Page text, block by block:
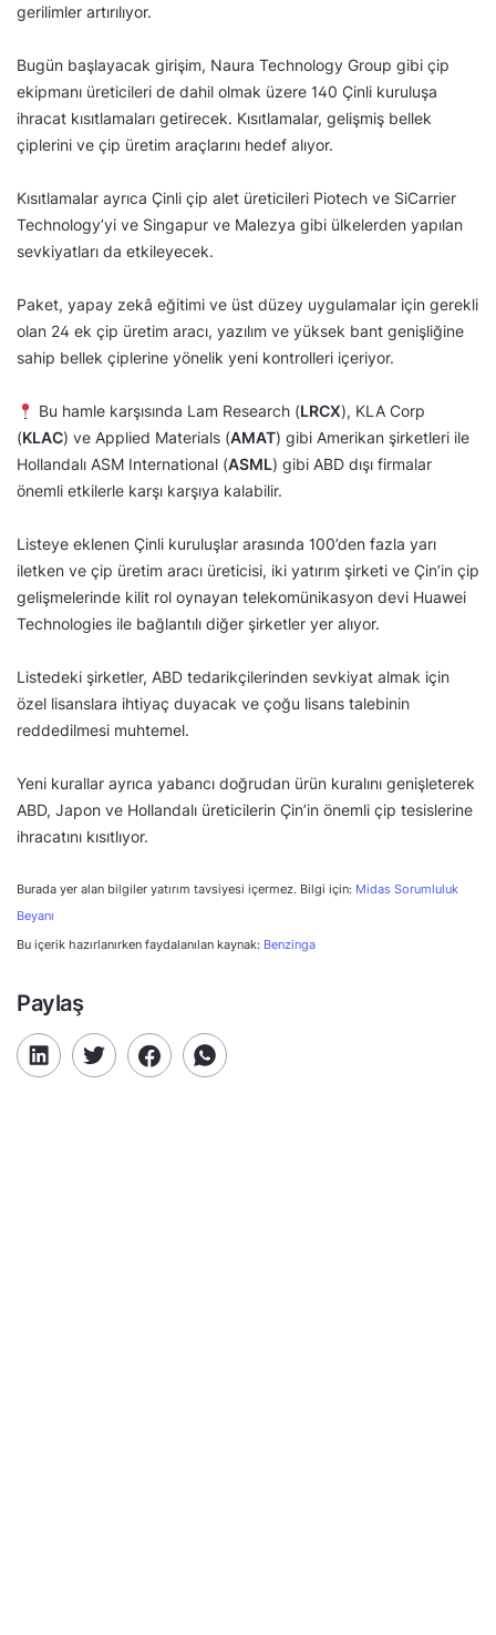
gerilimler artırılıyor.
Bugün başlayacak girişim, Naura Technology Group gibi çip
ekipmanı üreticileri de dahil olmak üzere 140 Çinli kuruluşa
ihracat kısıtlamaları getirecek. Kısıtlamalar, gelişmiş bellek
çiplerini ve çip üretim araçlarını hedef alıyor.
Kısıtlamalar ayrıca Çinli çip alet üreticileri Piotech ve SiCarrier
Technology’yi ve Singapur ve Malezya gibi ülkelerden yapılan
sevkiyatları da etkileyecek.
Paket, yapay zekâ eğitimi ve üst düzey uygulamalar için gerekli
olan 24 ek çip üretim aracı, yazılım ve yüksek bant genişliğine
sahip bellek çiplerine yönelik yeni kontrolleri içeriyor.
Bu hamle karşısında Lam Research (LRCX), KLA Corp
(KLAC) ve Applied Materials (AMAT) gibi Amerikan şirketleri ile
Hollandalı ASM International (ASML) gibi ABD dışı firmalar
önemli etkilerle karşı karşıya kalabilir.
Listeye eklenen Çinli kuruluşlar arasında 100’den fazla yarı
iletken ve çip üretim aracı üreticisi, iki yatırım şirketi ve Çin’in çip
gelişmelerinde kilit rol oynayan telekomünikasyon devi Huawei
Technologies ile bağlantılı diğer şirketler yer alıyor.
Listedeki şirketler, ABD tedarikçilerinden sevkiyat almak için
özel lisanslara ihtiyaç duyacak ve çoğu lisans talebinin
reddedilmesi muhtemel.
Yeni kurallar ayrıca yabancı doğrudan ürün kuralını genişleterek
ABD, Japon ve Hollandalı üreticilerin Çin’in önemli çip tesislerine
ihracatını kısıtlıyor.
Burada yer alan bilgiler yatırım tavsiyesi içermez. Bilgi için: Midas Sorumluluk
Beyanı
Bu içerik hazırlanırken faydalanılan kaynak: Benzinga
Paylaş